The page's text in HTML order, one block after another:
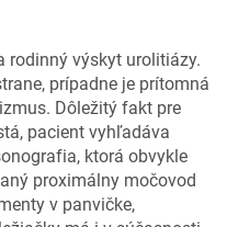
rodinný výskyt urolitiázy.
prípadne je prítomná
Dôležitý fakt pre
pacient vyhľadáva
ktorá obvykle
proximálny močovod
v panvičke,